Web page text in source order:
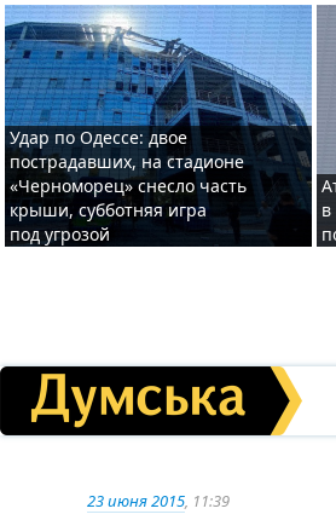
Удар по Одессе: двое
пострадавших, на стадионе
«Черноморец» снесло часть
крыши, субботняя игра
под угрозой
в
23 июня 2015, 11:39